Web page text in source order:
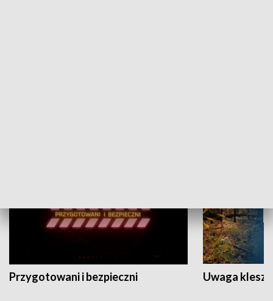
Przygotowani i bezpieczni Uwaga